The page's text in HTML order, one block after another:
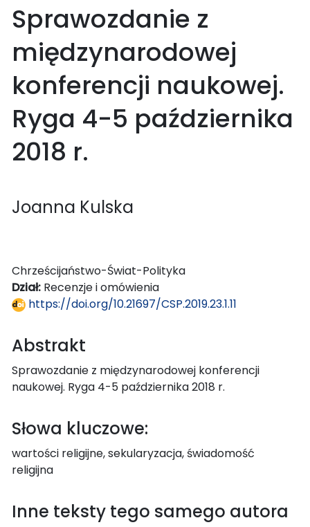
Sprawozdanie z
międzynarodowej
konferencji naukowej.
Ryga 4-5 października
2018 r.
Joanna Kulska
Chrześcijaństwo-Świat-Polityka
Dział: Recenzje i omówienia
https://doi.org/10.21697/CSP.2019.23.1.11
Abstrakt
Sprawozdanie z międzynarodowej konferencji
naukowej. Ryga 4-5 października 2018 r.
Słowa kluczowe:
wartości religijne, sekularyzacja, świadomość
religijna
Inne teksty tego samego autora